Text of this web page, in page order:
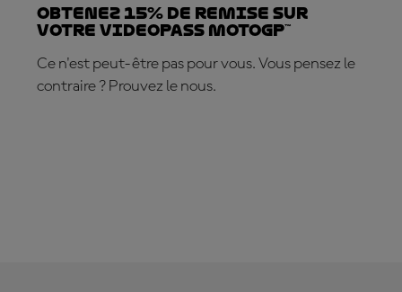
Obtenez 15% de REMISE sur
votre VideoPass MotoGP™
Ce n'est peut-être pas pour vous. Vous pensez le
contraire ? Prouvez le nous.